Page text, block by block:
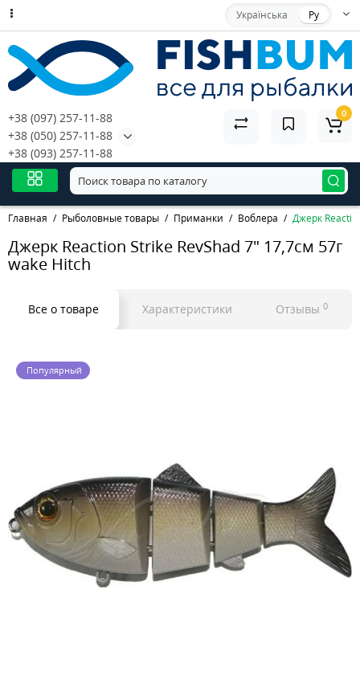
Українська Ру
+38 (097) 257-11-88
+38 (050) 257-11-88
+38 (093) 257-11-88
0
Главная Рыболовные товары Приманки Воблера Джерк
Джерк Reaction Strike RevShad 7" 17,7см 57г
wake Hitch
Все о товаре Характеристики Отзывы 0
Популярный